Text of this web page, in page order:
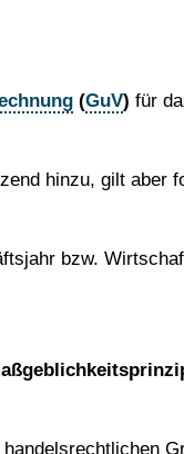
(GuV) für
hinzu, gilt aber
bzw.